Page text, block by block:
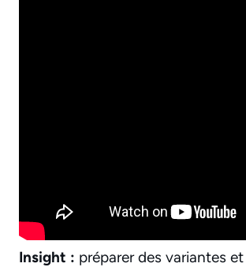
Insight : préparer des variantes